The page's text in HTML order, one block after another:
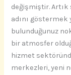
değişmiştir.
adını göstermek
bulunduğunuz
bir atmosfer
hizmet
merkezleri, yeni